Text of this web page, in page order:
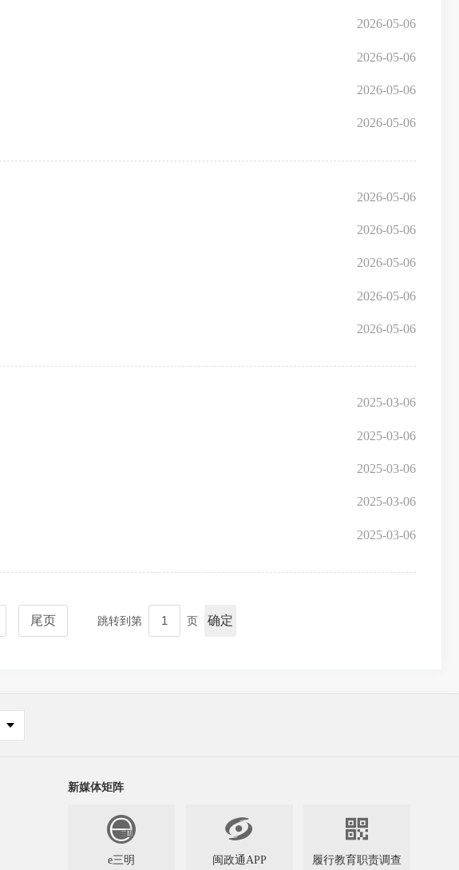
2026-05-06
2026-05-06
2026-05-06
2026-05-06
2026-05-06
2026-05-06
2026-05-06
2026-05-06
2026-05-06
2025-03-06
2025-03-06
2025-03-06
2025-03-06
2025-03-06
尾页 跳转到第 页 确定
新媒体矩阵
e三明

闽政通APP

履行教育职责调查